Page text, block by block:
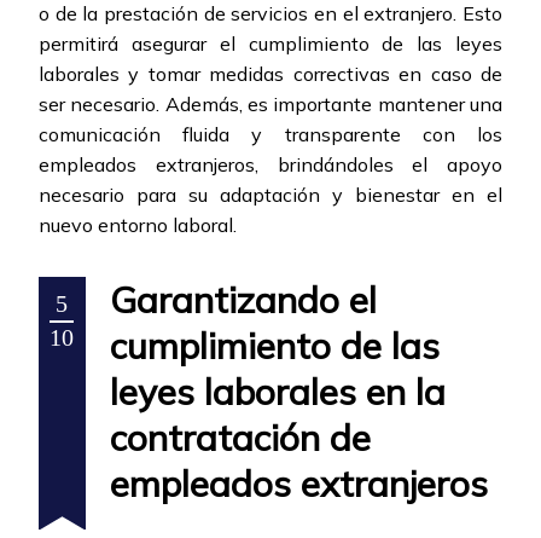
o de la prestación de servicios en el extranjero. Esto
permitirá asegurar el cumplimiento de las leyes
laborales y tomar medidas correctivas en caso de
ser necesario. Además, es importante mantener una
comunicación fluida y transparente con los
empleados extranjeros, brindándoles el apoyo
necesario para su adaptación y bienestar en el
nuevo entorno laboral.
5
10
Garantizando el
cumplimiento de las
leyes laborales en la
contratación de
empleados extranjeros